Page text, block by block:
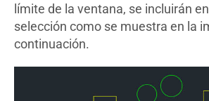
límite de la ventana, se incluirán
selección como se muestra en la
continuación.